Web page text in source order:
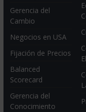
Gerencia del
Cambio
Negocios en USA
Fijación de Precios
Balanced
Scorecard
Gerencia del
Conocimiento